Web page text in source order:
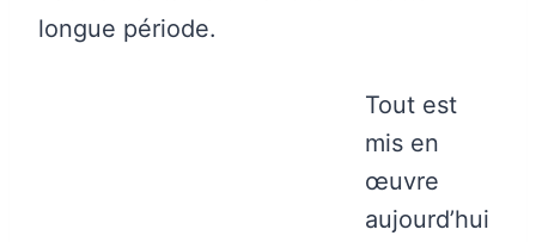
longue période.
Tout est
mis en
œuvre
aujourd’hui